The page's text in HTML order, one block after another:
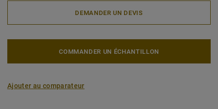
DEMANDER UN DEVIS
COMMANDER UN ÉCHANTILLON
Ajouter au comparateur